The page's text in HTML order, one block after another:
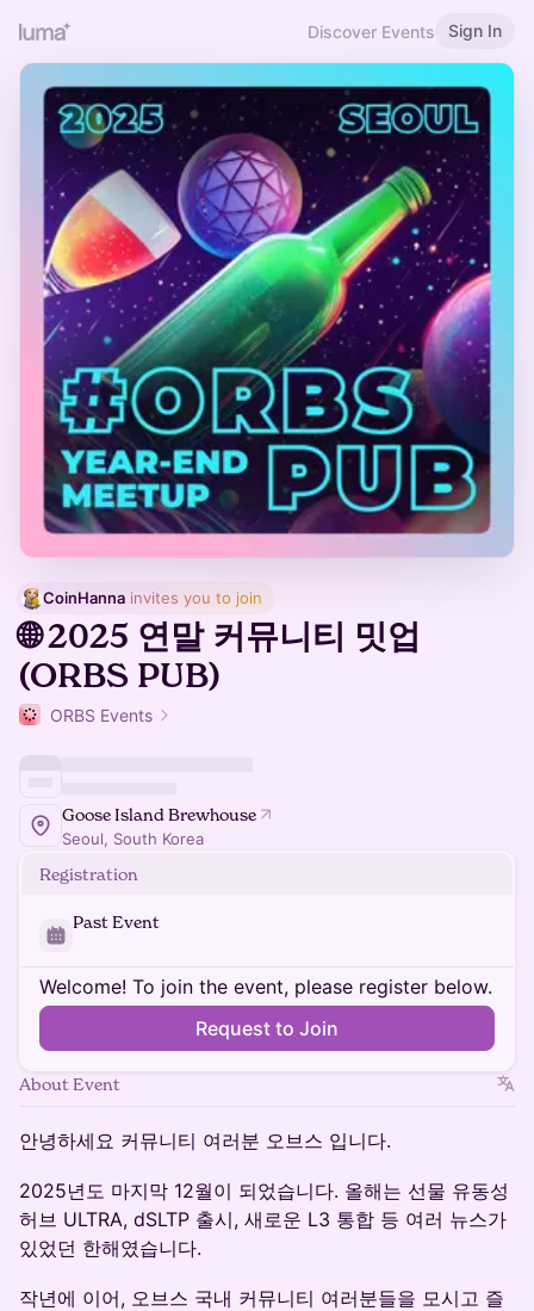
Discover Events Sign In
CoinHanna invites you to join
🌐 2025 연말 커뮤니티 밋업
(ORBS PUB)
ORBS Events
Goose Island Brewhouse
Seoul, South Korea
Registration
Past Event
Welcome! To join the event, please register below.
Request to Join
About Event
안녕하세요 커뮤니티 여러분 오브스 입니다.
​2025년도 마지막 12월이 되었습니다. 올해는 선물 유동성
허브 ULTRA, dSLTP 출시, 새로운 L3 통합 등 여러 뉴스가
있었던 한해였습니다.
작년에 이어, 오브스 국내 커뮤니티 여러분들을 모시고 즐